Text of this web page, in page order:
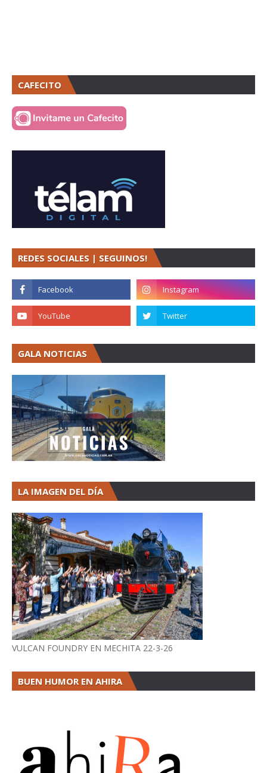
CAFECITO
REDES SOCIALES | SEGUINOS!
GALA NOTICIAS
LA IMAGEN DEL DÍA
VULCAN FOUNDRY EN MECHITA 22-3-26
BUEN HUMOR EN AHIRA